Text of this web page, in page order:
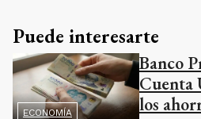
Puede interesarte
ECONOMÍA
Banco
Cuenta
los